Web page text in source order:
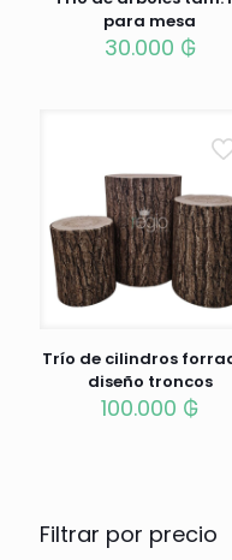
para mesa
30.000 ₲
Trío de cilindros
diseño troncos
100.000 ₲
Filtrar por precio